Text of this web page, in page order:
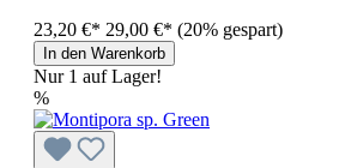
23,20 €* 29,00 €* (20% gespart)
In den Warenkorb
Nur 1 auf Lager!
%